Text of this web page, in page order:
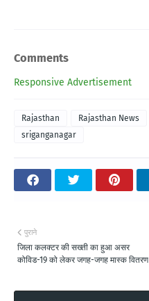
Comments
Responsive Advertisement
Rajasthan Rajasthan News
sriganganagar
पुराने
जिला कलक्टर की सख्ती का हुआ असर
कोविड-19 को लेकर जगह-जगह मास्क वितरण